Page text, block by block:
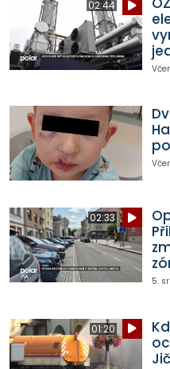
02:44
02:33
5.
01:20